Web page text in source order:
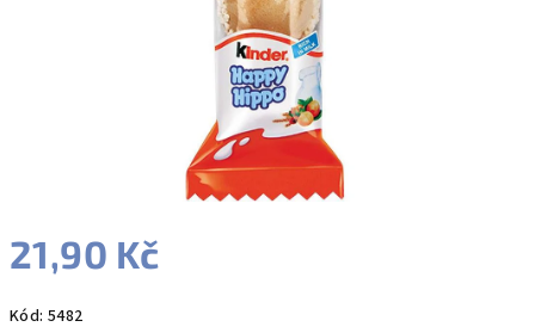
21,90 Kč
cena:
Kód: 5482